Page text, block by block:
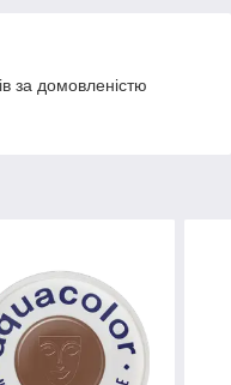
за домовленістю